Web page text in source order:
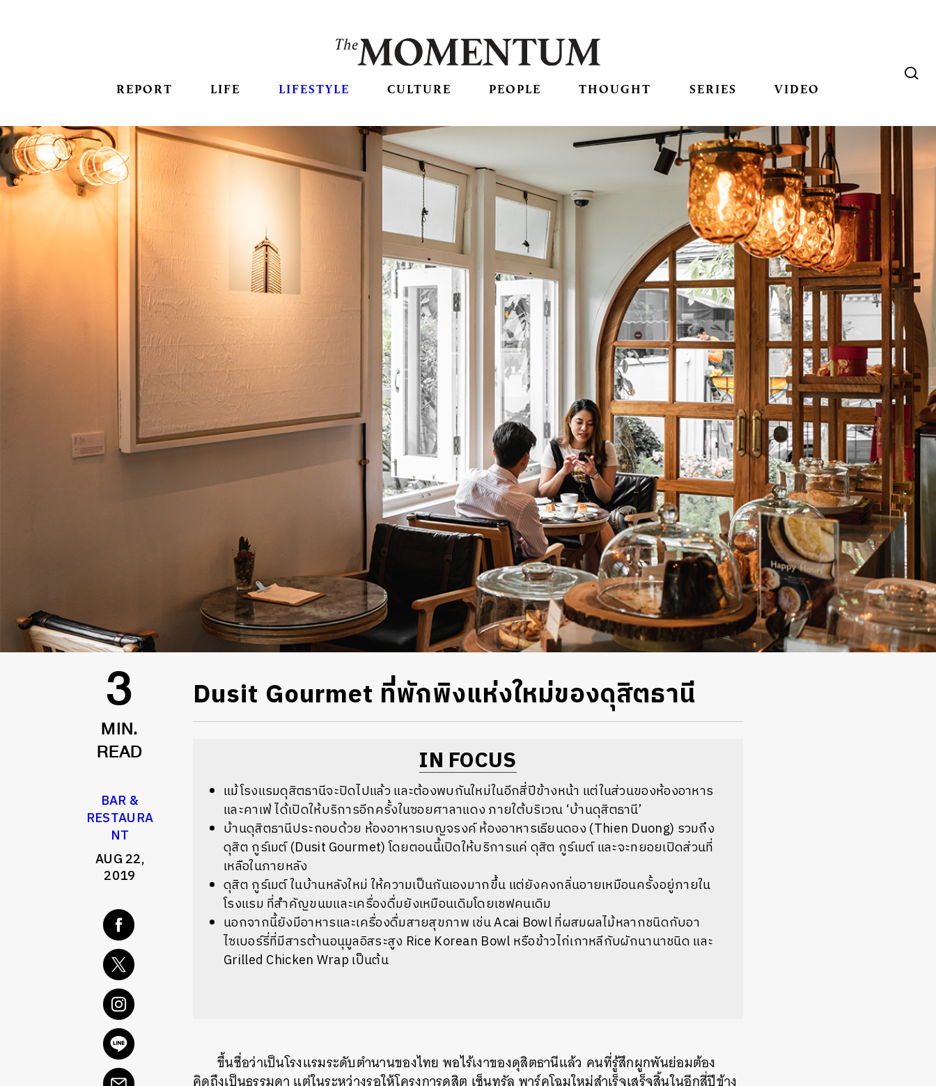
REPORT LIFE LIFESTYLE CULTURE PEOPLE THOUGHT SERIES VIDEO
3
MIN.
READ
BAR &
RESTAURA
NT
AUG 22,
2019
Dusit Gourmet ที่พักพิงแห่งใหม่ของดุสิตธานี
IN FOCUS
แม้โรงแรมดุสิตธานีจะปิดไปแล้ว และต้องพบกันใหม่ในอีกสี่ปีข้างหน้า แต่ในส่วนของห้องอาหาร
และคาเฟ่ได้เปิดให้บริการอีกครั้งในซอยศาลาแดง ภายใต้บริเวณ ‘บ้านดุสิตธานี’
บ้านดุสิตธานีประกอบด้วย ห้องอาหารเบญจรงค์ ห้องอาหารเธียนดอง (Thien Duong) รวมถึง
ดุสิต กูร์เมต์ (Dusit Gourmet) โดยตอนนี้เปิดให้บริการแค่ ดุสิต กูร์เมต์ และจะทยอยเปิดส่วนที่
เหลือในภายหลัง
ดุสิต กูร์เมต์ ในบ้านหลังใหม่ ให้ความเป็นกันเองมากขึ้น แต่ยังคงกลิ่นอายเหมือนครั้งอยู่ภายใน
โรงแรม ที่สำคัญขนมและเครื่องดื่มยังเหมือนเดิมโดยเชฟคนเดิม
นอกจากนี้ยังมีอาหารและเครื่องดื่มสายสุขภาพ เช่น Acai Bowl ที่ผสมผลไม้หลากชนิดกับอา
ไซเบอร์รี่ที่มีสารต้านอนุมูลอิสระสูง Rice Korean Bowl หรือข้าวไก่เกาหลีกับผักนานาชนิด และ
Grilled Chicken Wrap เป็นต้น
ขึ้นชื่อว่าเป็นโรงแรมระดับตำนานของไทย พอไร้เงาของดุสิตธานีแล้ว คนที่รู้สึกผูกพันย่อมต้อง